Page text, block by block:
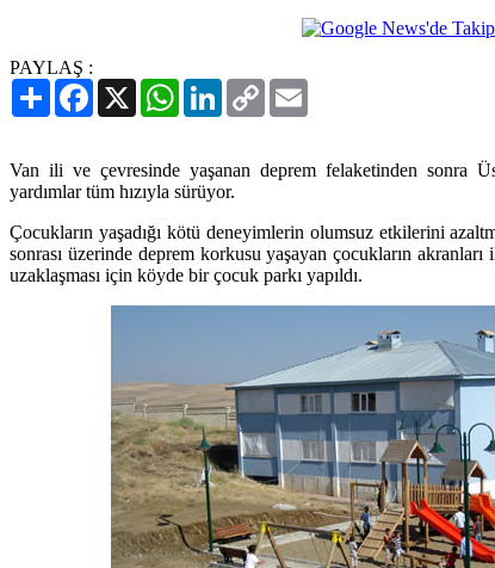
PAYLAŞ :
PaylaşFacebook
X WhatsAppLinkedIn
Copy
Link
Van ili ve çevresinde yaşanan deprem felaketinden sonra
yardımlar tüm hızıyla sürüyor.
Çocukların yaşadığı kötü deneyimlerin olumsuz etkilerini
sonrası üzerinde deprem korkusu yaşayan çocukların
uzaklaşması için köyde bir çocuk parkı yapıldı.